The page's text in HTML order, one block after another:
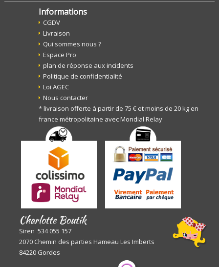
Informations
CGDV
Livraison
Qui sommes nous ?
Espace Pro
plan de réponse aux incidents
Politique de confidentialité
Loi AGEC
Nous contacter
* livraison offerte à partir de 75 € et moins de 20 kg en
france métropolitaine avec Mondial Relay
Charlotte Boutik
Siren 534 055 157
2070 Chemin des parties Hameau Les Imberts
84220 Gordes